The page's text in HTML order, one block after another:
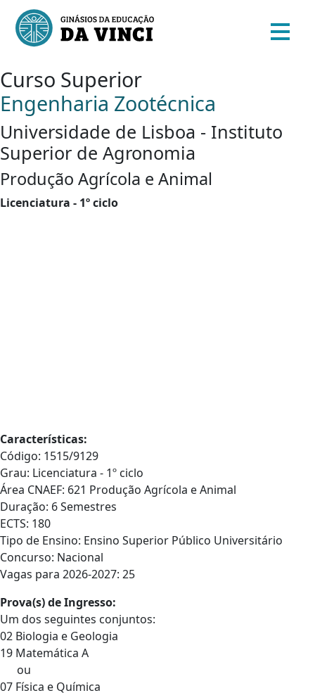
Curso Superior
Engenharia Zootécnica
Universidade de Lisboa - Instituto
Superior de Agronomia
Produção Agrícola e Animal
Licenciatura - 1º ciclo
Características:
Código: 1515/9129
Grau: Licenciatura - 1º ciclo
Área CNAEF: 621 Produção Agrícola e Animal
Duração: 6 Semestres
ECTS: 180
Tipo de Ensino: Ensino Superior Público Universitário
Concurso: Nacional
Vagas para 2026-2027: 25
Prova(s) de Ingresso:
Um dos seguintes conjuntos:
02 Biologia e Geologia
19 Matemática A
ou
07 Física e Química